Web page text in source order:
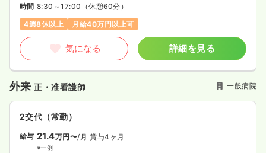
時間 8:30～17:00 （休憩60分）
4週8休以上
月給40万円以上可
気になる 詳細を見る
外来正・准看護師 一般病院
2交代（常勤）
給与 21.4万円〜/月 賞与4ヶ月
※一例